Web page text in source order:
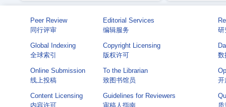
Peer Review
同行评审
Editorial Services
编辑服务
研
Global Indexing
全球索引
Copyright Licensing
版权许可
数
Online Submission
线上投稿
To the Librarian
致图书馆员
开
Content Licensing
内容许可
Guidelines for Reviewers
审稿人指南